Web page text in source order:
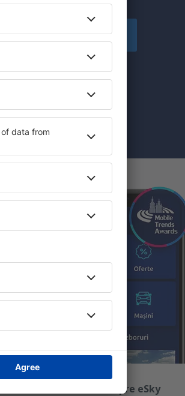
Înscriere
Sunt de acord să primesc
adresa de e-mail pe care am
butonului „Înscriere”
Despre eSky